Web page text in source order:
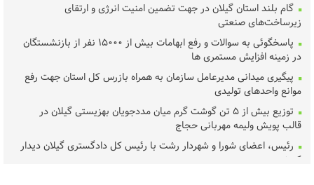
گام بلند استان گیلان در جهت تضمین امنیت انرژی و ارتقای
زیرساخت‌های صنعتی
پاسخگوئی به سوالات و رفع ابهامات بیش از ۱۵۰۰۰ نفر از بازنشستگان
در زمینه افزایش مستمری ها
پیگیری میدانی مدیرعامل سازمان به همراه بازرس کل استان جهت رفع
موانع واحدهای تولیدی
توزیع بیش از ۵ تن گوشت گرم میان مددجویان بهزیستی گیلان در
قالب پویش ولیمه مهربانی حجاج
رئیس، اعضای شورا و شهردار رشت با رئیس‌ کل دادگستری گیلان دیدار
کردند ‌